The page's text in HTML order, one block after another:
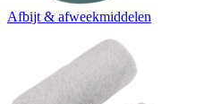
Afbijt & afweekmiddelen